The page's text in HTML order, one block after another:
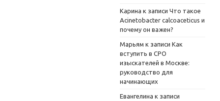
Карина к записи Что такое
Acinetobacter calcoaceticus и
почему он важен?
Марьям к записи Как
вступить в СРО
изыскателей в Москве:
руководство для
начинающих
Евангелина к записи